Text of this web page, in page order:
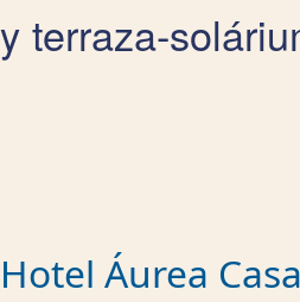
y terraza-
Hotel Áurea